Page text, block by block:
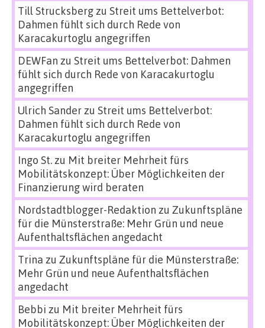
Till Strucksbergzu Streit ums Bettelverbot:
Dahmen fühlt sich durch Rede von
Karacakurtoglu angegriffen
DEWFan zu Streit ums Bettelverbot: Dahmen
fühlt sich durch Rede von Karacakurtoglu
angegriffen
Ulrich Sanderzu Streit ums Bettelverbot:
Dahmen fühlt sich durch Rede von
Karacakurtoglu angegriffen
Ingo St.zu Mit breiter Mehrheit fürs
Mobilitätskonzept: Über Möglichkeiten der
Finanzierung wird beraten
Nordstadtblogger-Redaktion zu Zukunftspläne
für die Münsterstraße: Mehr Grün und neue
Aufenthaltsflächen angedacht
Trina zu Zukunftspläne für die Münsterstraße:
Mehr Grün und neue Aufenthaltsflächen
angedacht
Bebbi zu Mit breiter Mehrheit fürs
Mobilitätskonzept: Über Möglichkeiten der